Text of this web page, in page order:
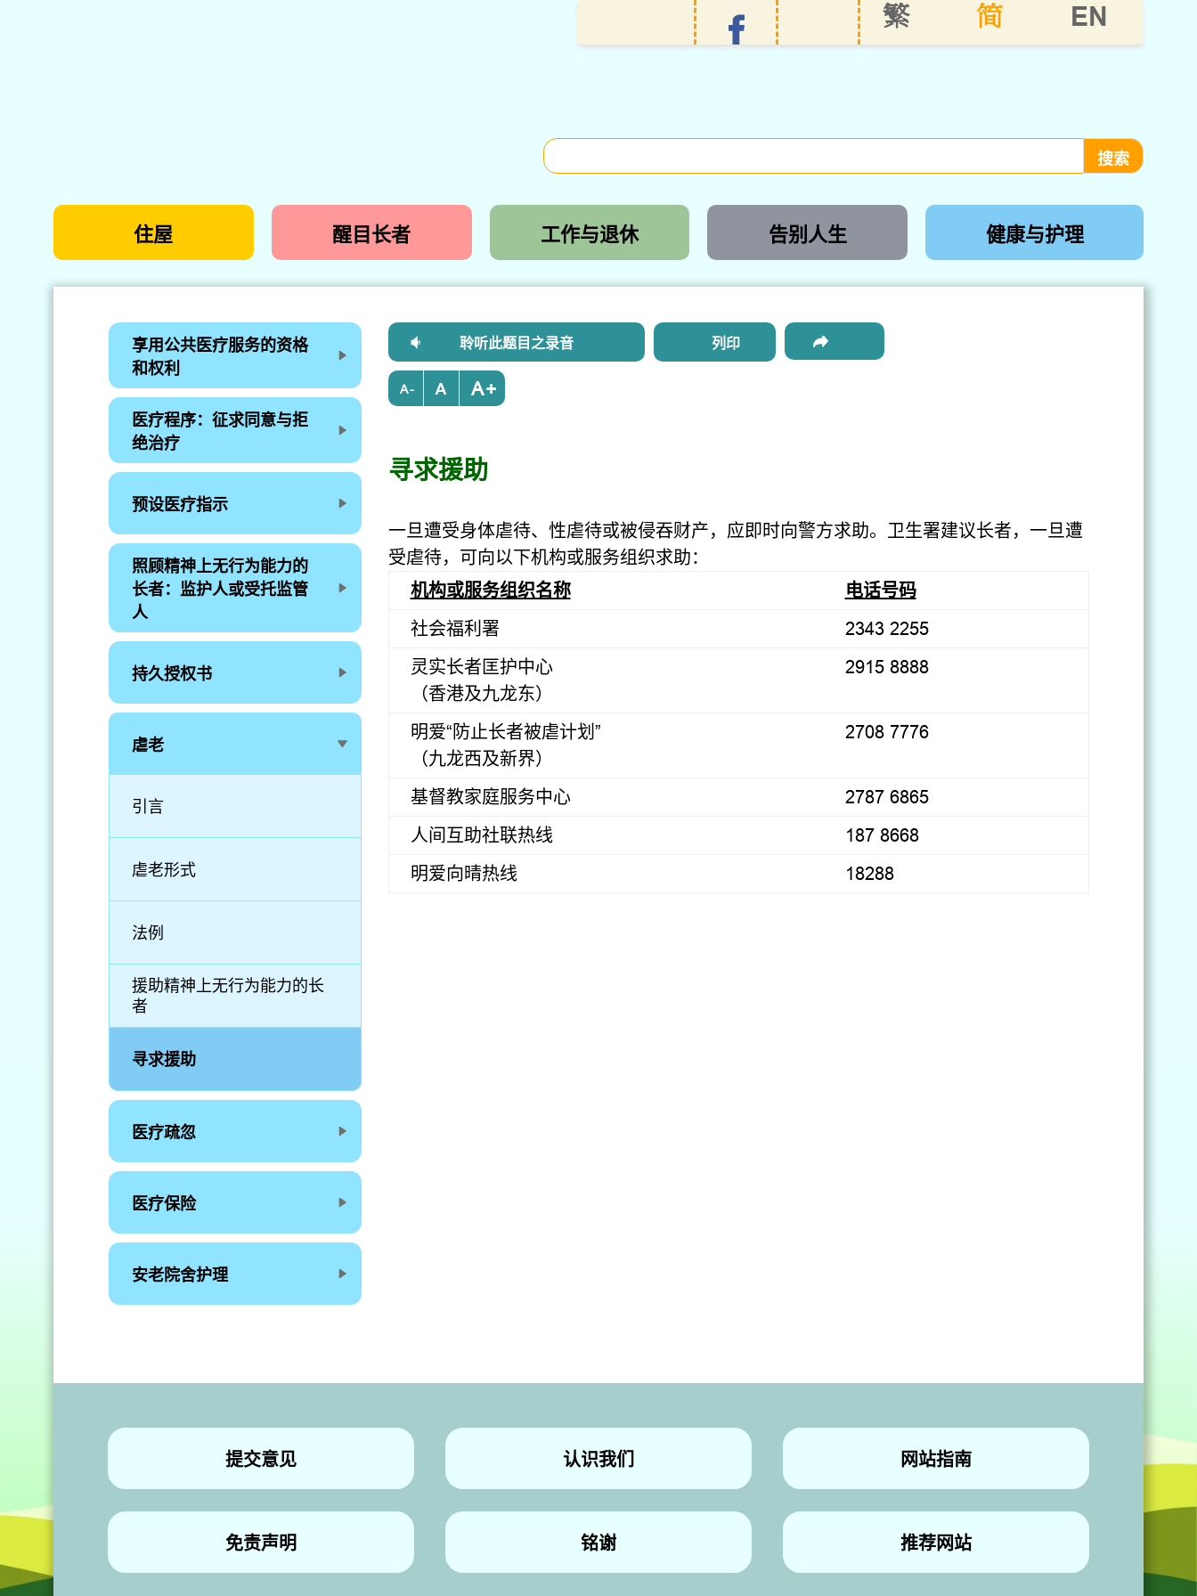
EN
简
繁
住屋 醒目长者 工作与退休 告别人生 健康与护理
聆听此题目之录音 列印
- +
寻求援助
一旦遭受身体虐待、性虐待或被侵吞财产，应即时向警方求助。卫生署建议长者，一旦遭
受虐待，可向以下机构或服务组织求助：
机构或服务组织名称
电话号码
社会福利署
2343 2255
灵实长者匡护中心
（香港及九龙东）
2915 8888
明爱“防止长者被虐计划”
（九龙西及新界）
2708 7776
基督教家庭服务中心
2787 6865
人间互助社联热线
187 8668
明爱向晴热线
18288
享用公共医疗服务的资格
和权利
医疗程序：征求同意与拒
绝治疗
预设医疗指示
照顾精神上无行为能力的
长者：监护人或受托监管
人
持久授权书
虐老
寻求援助
援助精神上无行为能力的长
者
法例
虐老形式
引言
医疗疏忽
医疗保险
安老院舍护理
提交意见 认识我们 网站指南
免责声明 铭谢 推荐网站